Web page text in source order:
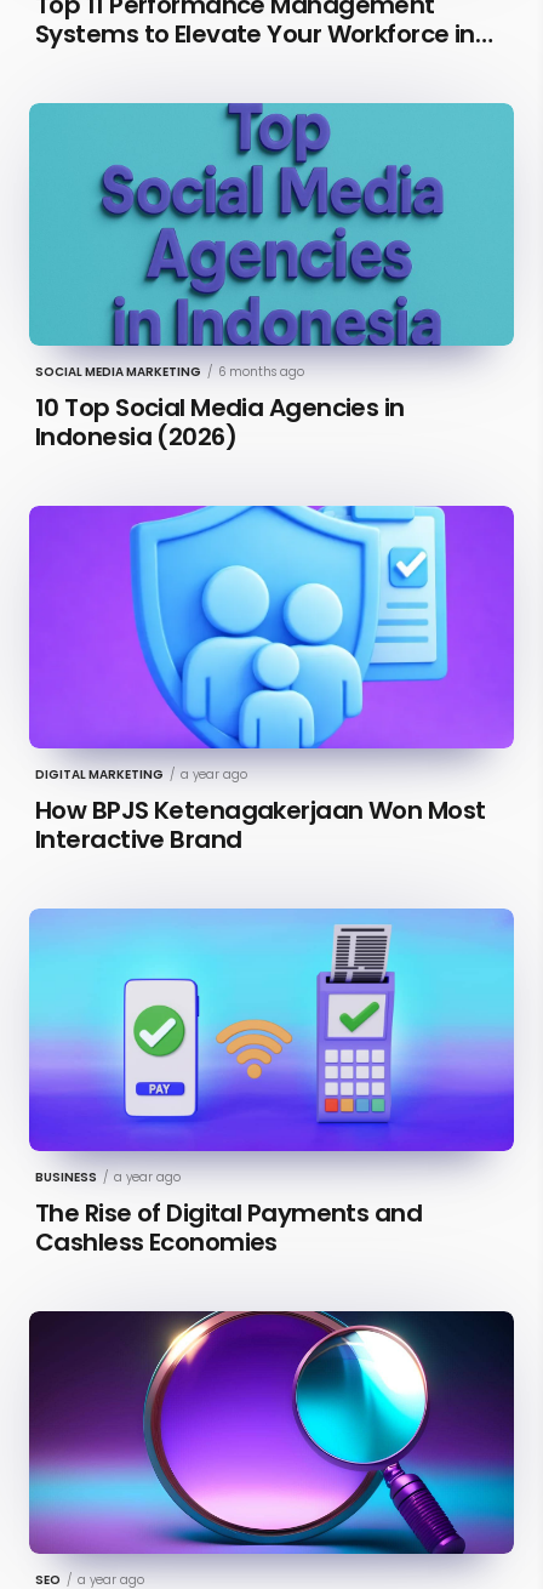
Systems to Elevate Your Workforce in
SOCIAL MEDIA MARKETING / 6 months ago
10 Top Social Media Agencies in
Indonesia (2026)
DIGITAL MARKETING / a year ago
How BPJS Ketenagakerjaan Won Most
Interactive Brand
BUSINESS / a year ago
The Rise of Digital Payments and
Cashless Economies
SEO / a year ago